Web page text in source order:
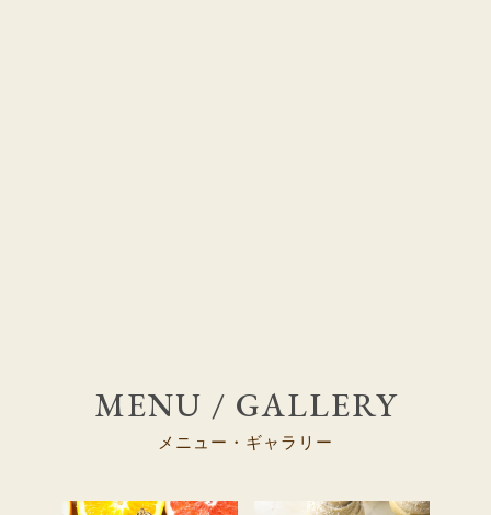
MENU / GALLERY
メニュー・ギャラリー